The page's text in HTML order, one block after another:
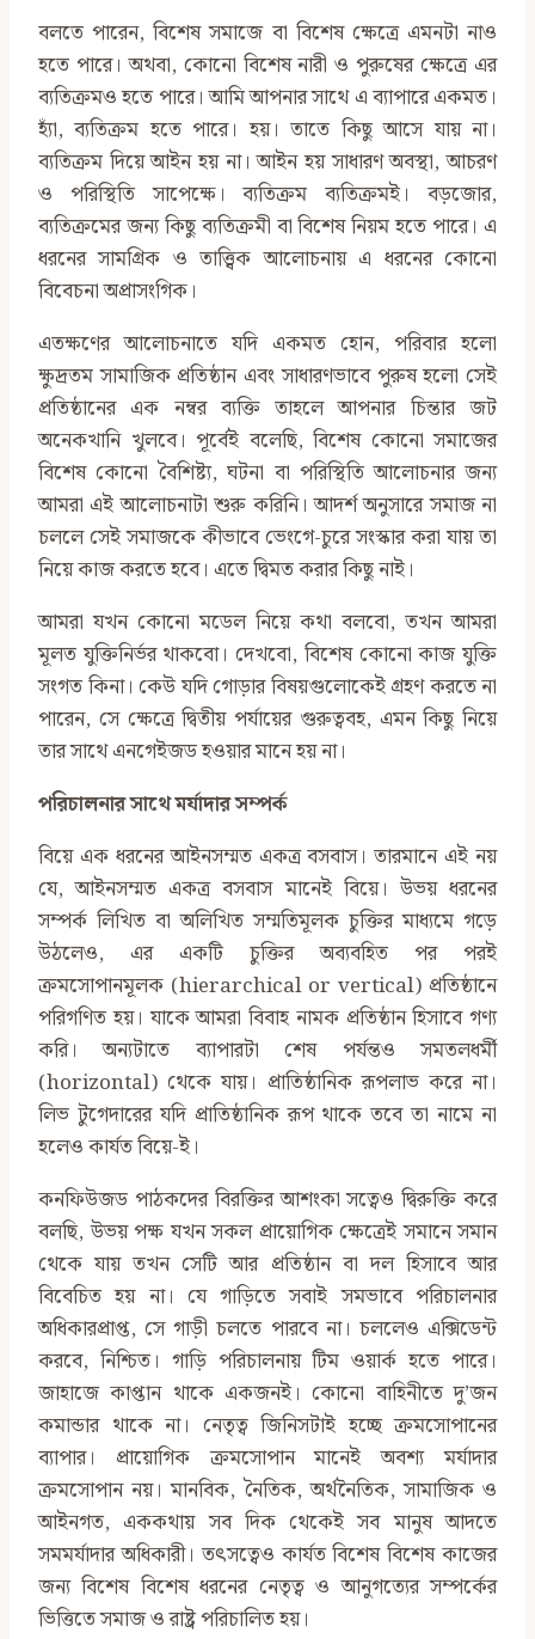
বলতে পারেন, বিশেষ সমাজে বা বিশেষ ক্ষেত্রে এমনটা নাও
হতে পারে। অথবা, কোনো বিশেষ নারী ও পুরুষের ক্ষেত্রে এর
ব্যতিক্রমও হতে পারে। আমি আপনার সাথে এ ব্যাপারে একমত।
হ্যাঁ, ব্যতিক্রম হতে পারে। হয়। তাতে কিছু আসে যায় না।
ব্যতিক্রম দিয়ে আইন হয় না। আইন হয় সাধারণ অবস্থা, আচরণ
ও পরিস্থিতি সাপেক্ষে। ব্যতিক্রম ব্যতিক্রমই। বড়জোর,
ব্যতিক্রমের জন্য কিছু ব্যতিক্রমী বা বিশেষ নিয়ম হতে পারে। এ
ধরনের সামগ্রিক ও তাত্ত্বিক আলোচনায় এ ধরনের কোনো
বিবেচনা অপ্রাসংগিক।
এতক্ষণের আলোচনাতে যদি একমত হোন, পরিবার হলো
ক্ষুদ্রতম সামাজিক প্রতিষ্ঠান এবং সাধারণভাবে পুরুষ হলো সেই
প্রতিষ্ঠানের এক নম্বর ব্যক্তি তাহলে আপনার চিন্তার জট
অনেকখানি খুলবে। পূর্বেই বলেছি, বিশেষ কোনো সমাজের
বিশেষ কোনো বৈশিষ্ট্য, ঘটনা বা পরিস্থিতি আলোচনার জন্য
আমরা এই আলোচনাটা শুরু করিনি। আদর্শ অনুসারে সমাজ না
চললে সেই সমাজকে কীভাবে ভেংগে-চুরে সংস্কার করা যায় তা
নিয়ে কাজ করতে হবে। এতে দ্বিমত করার কিছু নাই।
আমরা যখন কোনো মডেল নিয়ে কথা বলবো, তখন আমরা
মূলত যুক্তিনির্ভর থাকবো। দেখবো, বিশেষ কোনো কাজ যুক্তি
সংগত কিনা। কেউ যদি গোড়ার বিষয়গুলোকেই গ্রহণ করতে না
পারেন, সে ক্ষেত্রে দ্বিতীয় পর্যায়ের গুরুত্ববহ, এমন কিছু নিয়ে
তার সাথে এনগেইজড হওয়ার মানে হয় না।
পরিচালনার সাথে মর্যাদার সম্পর্ক
বিয়ে এক ধরনের আইনসম্মত একত্র বসবাস। তারমানে এই নয়
যে, আইনসম্মত একত্র বসবাস মানেই বিয়ে। উভয় ধরনের
সম্পর্ক লিখিত বা অলিখিত সম্মতিমূলক চুক্তির মাধ্যমে গড়ে
উঠলেও, এর একটি চুক্তির অব্যবহিত পর পরই
ক্রমসোপানমূলক (hierarchical or vertical) প্রতিষ্ঠানে
পরিগণিত হয়। যাকে আমরা বিবাহ নামক প্রতিষ্ঠান হিসাবে গণ্য
করি। অন্যটাতে ব্যাপারটা শেষ পর্যন্তও সমতলধর্মী
(horizontal) থেকে যায়। প্রাতিষ্ঠানিক রূপলাভ করে না।
লিভ টুগেদারের যদি প্রাতিষ্ঠানিক রূপ থাকে তবে তা নামে না
হলেও কার্যত বিয়ে-ই।
কনফিউজড পাঠকদের বিরক্তির আশংকা সত্বেও দ্বিরুক্তি করে
বলছি, উভয় পক্ষ যখন সকল প্রায়োগিক ক্ষেত্রেই সমানে সমান
থেকে যায় তখন সেটি আর প্রতিষ্ঠান বা দল হিসাবে আর
বিবেচিত হয় না। যে গাড়িতে সবাই সমভাবে পরিচালনার
অধিকারপ্রাপ্ত, সে গাড়ী চলতে পারবে না। চললেও এক্সিডেন্ট
করবে, নিশ্চিত। গাড়ি পরিচালনায় টিম ওয়ার্ক হতে পারে।
জাহাজে কাপ্তান থাকে একজনই। কোনো বাহিনীতে দু’জন
কমান্ডার থাকে না। নেতৃত্ব জিনিসটাই হচ্ছে ক্রমসোপানের
ব্যাপার। প্রায়োগিক ক্রমসোপান মানেই অবশ্য মর্যাদার
ক্রমসোপান নয়। মানবিক, নৈতিক, অর্থনৈতিক, সামাজিক ও
আইনগত, এককথায় সব দিক থেকেই সব মানুষ আদতে
সমমর্যাদার অধিকারী। তৎসত্বেও কার্যত বিশেষ বিশেষ কাজের
জন্য বিশেষ বিশেষ ধরনের নেতৃত্ব ও আনুগত্যের সম্পর্কের
ভিত্তিতে সমাজ ও রাষ্ট্র পরিচালিত হয়।